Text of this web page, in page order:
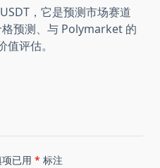
，它是预测市场赛道
预测、与 Polymarket 的
评估。
已用 * 标注